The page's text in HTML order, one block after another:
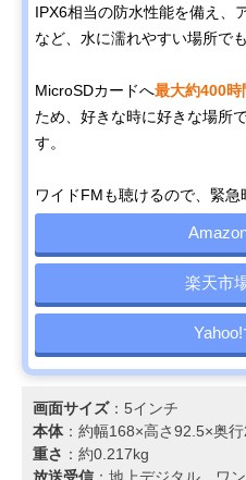
IPX6相当の防水性能を備え、
など、水に濡れやすい場所で
MicroSDカードへ最大約400時
ため、好きな時に好きな場所
す。
ワイドFMも聴けるので、緊急
楽天市
画面サイズ：5インチ
本体：約幅168×高さ92.5×奥
重さ ：約0.217kg
放送受信 ：地上デジタル、ワ